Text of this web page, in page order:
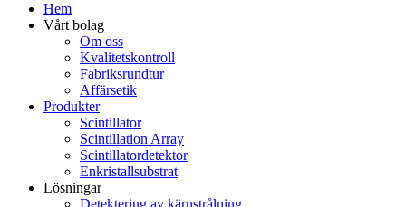
Hem
Vårt bolag
Om oss
Kvalitetskontroll
Fabriksrundtur
Affärsetik
Produkter
Scintillator
Scintillation Array
Scintillatordetektor
Enkristallsubstrat
Lösningar
Detektering av kärnstrålning